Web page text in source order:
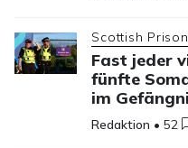
Scottish
Fast jeder
fünfte
im
Redaktion •52